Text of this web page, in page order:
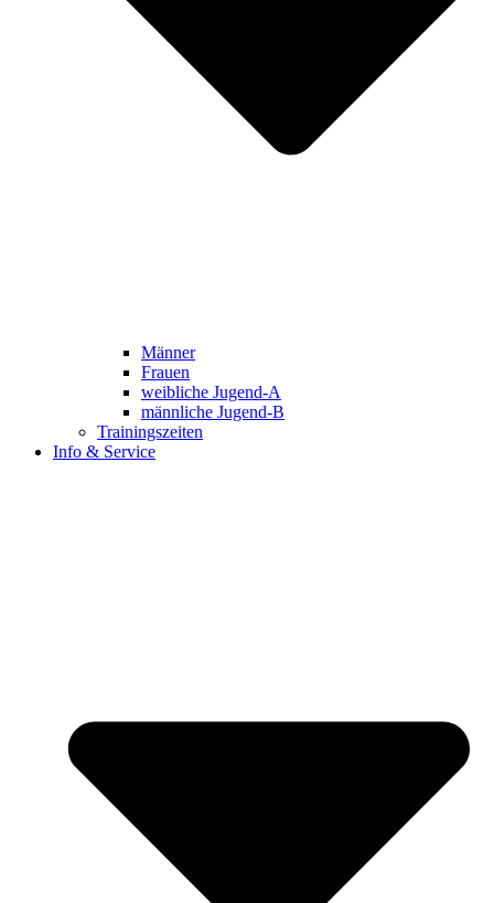
Männer
Frauen
weibliche Jugend-A
männliche Jugend-B
Trainingszeiten
Info & Service